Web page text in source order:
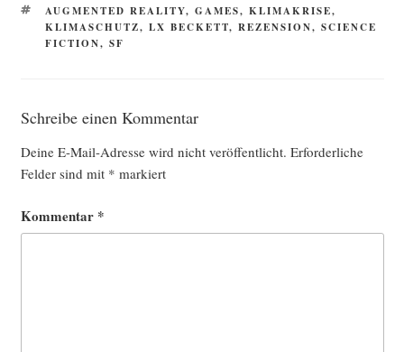
SCHLAGWÖRTER
AUGMENTED REALITY, GAMES, KLIMAKRISE,
KLIMASCHUTZ, LX BECKETT, REZENSION, SCIENCE
FICTION, SF
Schreibe einen Kommentar
Deine E-Mail-Adresse wird nicht veröffentlicht. Erforderliche
Felder sind mit * markiert
Kommentar *